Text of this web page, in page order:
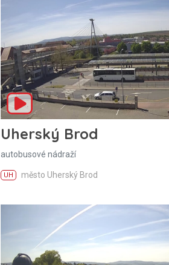
Uherský Brod
autobusové nádraží
UH město Uherský Brod